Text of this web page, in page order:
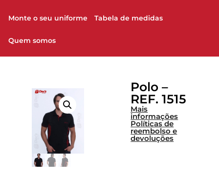
Monte o seu uniforme Tabela de medidas
Quem somos
Polo –
REF. 1515
Mais
informações
Políticas de
reembolso e
devoluções